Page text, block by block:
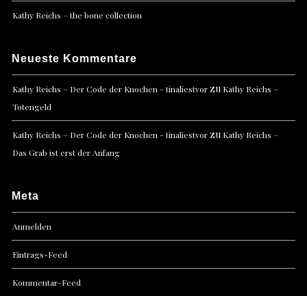
Kathy Reichs – the bone collection
Neueste Kommentare
Kathy Reichs – Der Code der Knochen - tinaliestvorzu Kathy Reichs –
Totengeld
Kathy Reichs – Der Code der Knochen - tinaliestvorzu Kathy Reichs –
Das Grab ist erst der Anfang
Meta
Anmelden
Eintrags-Feed
Kommentar-Feed